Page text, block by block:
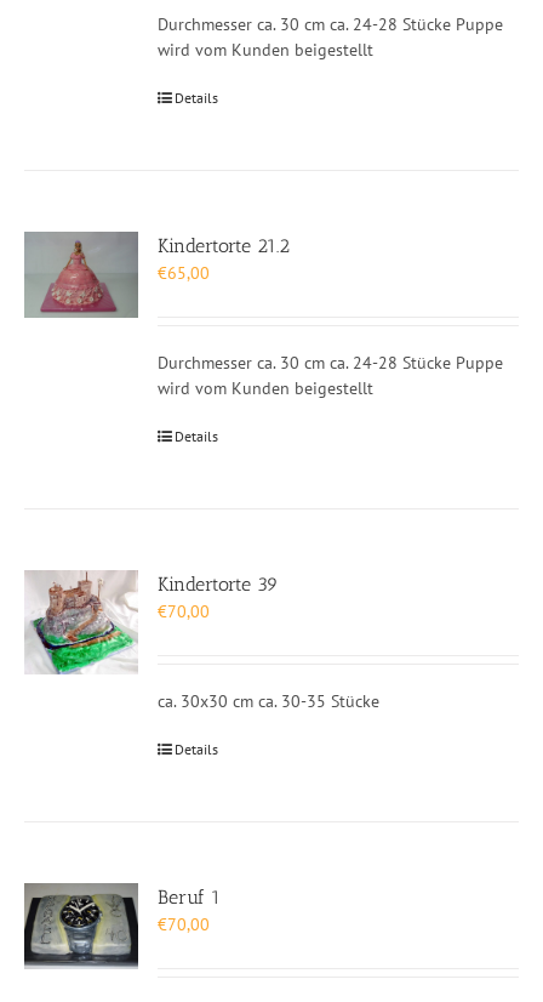
Durchmesser ca. 30 cm ca. 24-28 Stücke Puppe
wird vom Kunden beigestellt
Details
Kindertorte 21.2
€65,00
Durchmesser ca. 30 cm ca. 24-28 Stücke Puppe
wird vom Kunden beigestellt
Details
Kindertorte 39
€70,00
ca. 30x30 cm ca. 30-35 Stücke
Details
Beruf 1
€70,00